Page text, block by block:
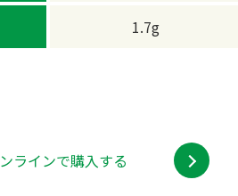
1.7g
ラインで購入する